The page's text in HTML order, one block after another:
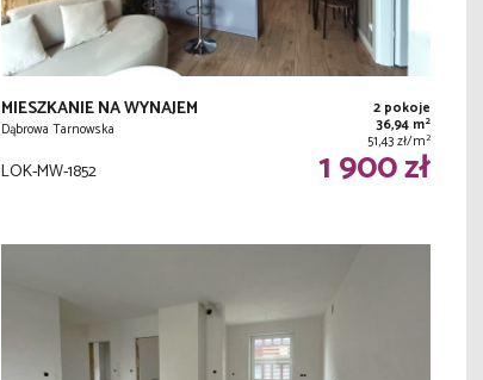
MIESZKANIE NA WYNAJEM
Dąbrowa Tarnowska
2 pokoje
36,94 m2
51,43 zł/m2
LOK-MW-1852 1 900 zł